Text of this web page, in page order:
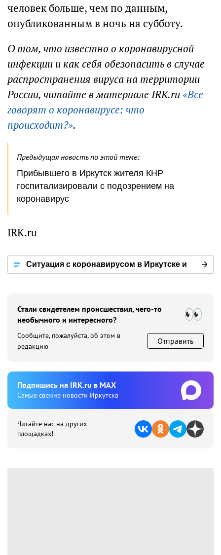
человек больше, чем по данным,
опубликованным в ночь на субботу.
О том, что известно о коронавирусной
инфекции и как себя обезопасить в случае
распространения вируса на территории
России, читайте в материале IRK.ru «Все
говорят о коронавирусе: что
происходит?».
Предыдущая новость по этой теме:
Прибывшего в Иркутск жителя КНР
госпитализировали с подозрением на
коронавирус
IRK.ru
Ситуация с коронавирусом в Иркутске и
Стали свидетелем происшествия, чего-то
необычного и интересного?
Сообщите, пожалуйста, об этом в
редакцию
Отправить
Подпишиcь на IRK.ru в MAX
Cамые свежие новости Иркутска
Читайте нас на других
площадках!